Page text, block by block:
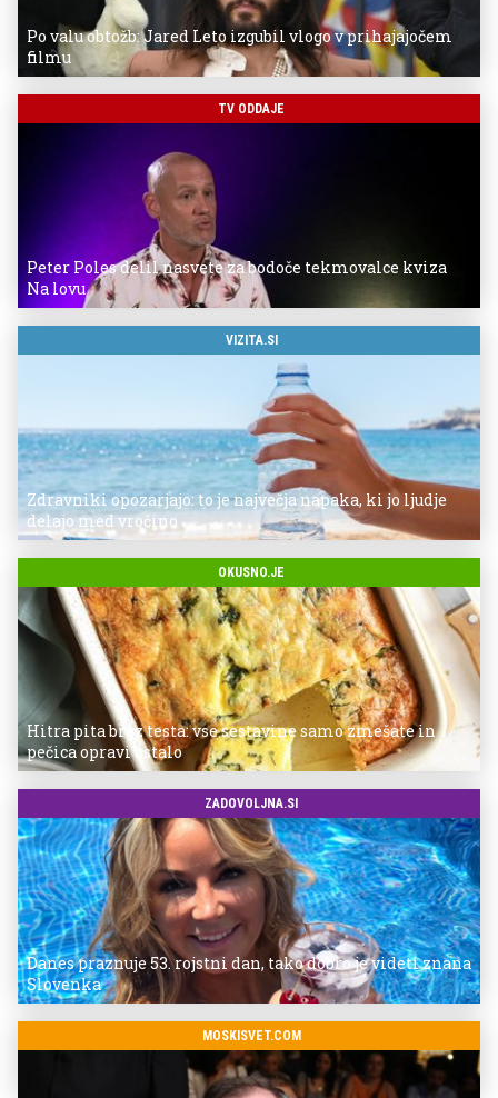
Po valu obtožb: Jared Leto izgubil vlogo v prihajajočem
filmu
TV ODDAJE
Peter Poles delil nasvete za bodoče tekmovalce kviza
Na lovu
VIZITA.SI
Zdravniki opozarjajo: to je največja napaka, ki jo ljudje
delajo med vročino
OKUSNO.JE
Hitra pita brez testa: vse sestavine samo zmešate in
pečica opravi ostalo
ZADOVOLJNA.SI
Danes praznuje 53. rojstni dan, tako dobro je videti znana
Slovenka
MOSKISVET.COM